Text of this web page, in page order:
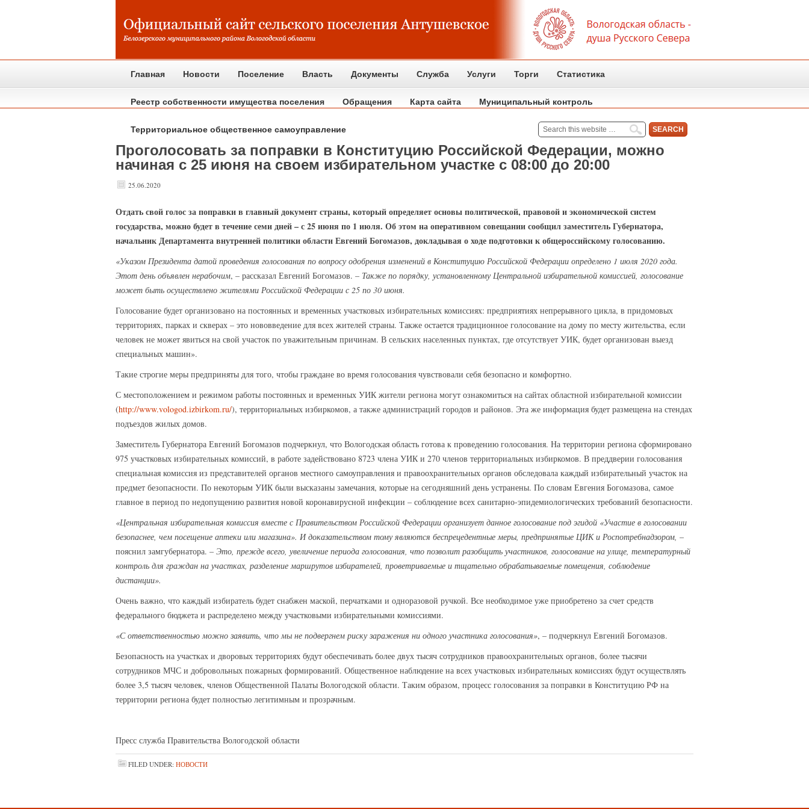
Главная Новости Поселение Власть Документы Служба Услуги Торги Статистика
Реестр собственности имущества поселения Обращения Карта сайта Муниципальный контроль
Территориальное общественное самоуправление
Проголосовать за поправки в Конституцию Российской Федерации, можно
начиная с 25 июня на своем избирательном участке с 08:00 до 20:00
25.06.2020
Отдатьсвой голос за поправки в главный документ страны, который определяет основы политической, правовой и экономической систем
государства, можно будет в течение семи дней – с 25 июня по 1 июля. Об этом на оперативном совещании сообщил заместитель Губернатора,
начальник Департамента внутренней политики области Евгений Богомазов, докладывая о ходе подготовки к общероссийскому голосованию.
«Указом Президента датой проведения голосования по вопросу одобрения изменений в Конституцию Российской Федерации определено 1 июля 2020 года.
Этот день объявлен нерабочим, – рассказал Евгений Богомазов. – Также по порядку, установленному Центральной избирательной комиссией, голосование
может быть осуществлено жителями Российской Федерации с 25 по 30 июня.
Голосование будет организовано на постоянных и временных участковых избирательных комиссиях: предприятиях непрерывного цикла, в придомовых
территориях, парках и скверах – это нововведение для всех жителей страны. Также остается традиционное голосование на дому по месту жительства, если
человек не может явиться на свой участок по уважительным причинам. В сельских населенных пунктах, где отсутствует УИК, будет организован выезд
специальных машин».
Такие строгие меры предприняты для того, чтобы граждане во время голосования чувствовали себя безопасно и комфортно.
С местоположением и режимом работы постоянных и временных УИК жители региона могут ознакомиться на сайтах областной избирательной комиссии
(http://www.vologod.izbirkom.ru/), территориальных избиркомов, а также администраций городов и районов. Эта же информация будет размещена на стендах
подъездов жилых домов.
Заместитель Губернатора Евгений Богомазов подчеркнул, что Вологодская область готова к проведению голосования. На территории региона сформировано
975 участковых избирательных комиссий, в работе задействовано 8723 члена УИК и 270 членов территориальных избиркомов. В преддверии голосования
специальная комиссия из представителей органов местного самоуправления и правоохранительных органов обследовала каждый избирательный участок на
предмет безопасности. По некоторым УИК были высказаны замечания, которые на сегодняшний день устранены. По словам Евгения Богомазова, самое
главное в период по недопущению развития новой коронавирусной инфекции – соблюдение всех санитарно-эпидемиологических требований безопасности.
«Центральная избирательная комиссия вместе с Правительством Российской Федерации организует данное голосование под эгидой «Участие в голосовании
безопаснее, чем посещение аптеки или магазина». И доказательством тому являются беспрецедентные меры, предпринятые ЦИК и Роспотребнадзором, –
пояснил замгубернатора. – Это, прежде всего, увеличение периода голосования, что позволит разобщить участников, голосование на улице, температурный
контроль для граждан на участках, разделение маршрутов избирателей, проветриваемые и тщательно обрабатываемые помещения, соблюдение
дистанции».
Очень важно, что каждый избиратель будет снабжен маской, перчатками и одноразовой ручкой. Все необходимое уже приобретено за счет средств
федерального бюджета и распределено между участковыми избирательными комиссиями.
«С ответственностью можно заявить, что мы не подвергнем риску заражения ни одного участника голосования», – подчеркнул Евгений Богомазов.
Безопасность на участках и дворовых территориях будут обеспечивать более двух тысяч сотрудников правоохранительных органов, более тысячи
сотрудников МЧС и добровольных пожарных формирований. Общественное наблюдение на всех участковых избирательных комиссиях будут осуществлять
более 3,5 тысяч человек, членов Общественной Палаты Вологодской области. Таким образом, процесс голосования за поправки в Конституцию РФ на
территории региона будет полностью легитимным и прозрачным.
Пресс служба Правительства Вологодской области
FILED UNDER: НОВОСТИ